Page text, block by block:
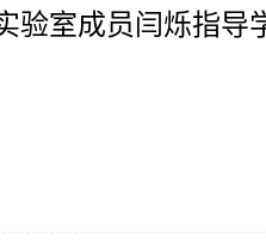
验室成员闫烁指导